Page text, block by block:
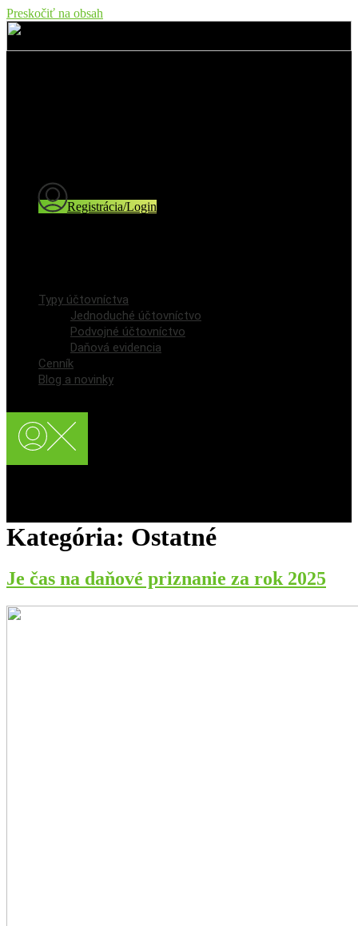
Preskočiť na obsah
Registrácia/Login
Typy účtovníctva
Jednoduché účtovníctvo
Podvojné účtovníctvo
Daňová evidencia
Cenník
Blog a novinky
Kategória: Ostatné
Je čas na daňové priznanie za rok 2025